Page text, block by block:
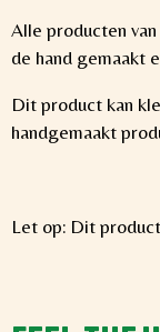
Alle producten
de hand gemaakt
Dit product kan
handgemaakt
Let op: Dit